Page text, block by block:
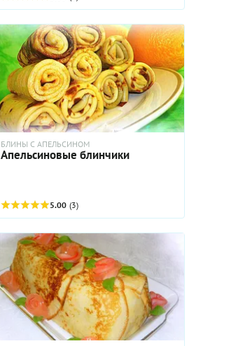
БЛИНЫ С АПЕЛЬСИНОМ
Апельсиновые блинчики
5.00 (3)